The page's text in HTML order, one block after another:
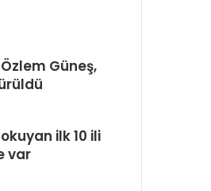
Güneş,
ilk 10 ili
var